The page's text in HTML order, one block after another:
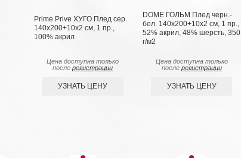
Prime Prive ХУГО Плед сер.
140х200+10х2 см, 1 пр.,
100% акрил
Цена доступна только
послерегистрации
УЗНАТЬ ЦЕНУ
DOME ГОЛЬМ Плед черн.-
бел. 140х200+10х2 см, 1 пр.,
52% акрил, 48% шерсть, 350
г/м2
Цена доступна только
после регистрации
УЗНАТЬ ЦЕНУ